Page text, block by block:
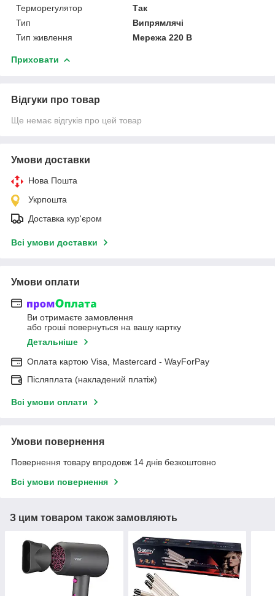
Терморегулятор
Так
Тип
Випрямлячі
Тип живлення
Мережа 220 В
Приховати
Відгуки про товар
Ще немає відгуків про цей товар
Умови доставки
Нова Пошта
Укрпошта
Доставка кур'єром
Всі умови доставки
Умови оплати
Ви отримаєте замовлення
або гроші повернуться на вашу картку
Детальніше
Оплата картою Visa, Mastercard - WayForPay
Післяплата (накладений платіж)
Всі умови оплати
Умови повернення
Повернення товару впродовж 14 днів безкоштовно
Всі умови повернення
З цим товаром також замовляють